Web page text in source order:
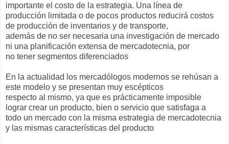
importante el costo de la estrategia. Una línea de
producción limitada o de pocos productos reducirá costos
de producción de inventarios y de transporte,
además de no ser necesaria una investigación de mercado
ni una planificación extensa de mercadotecnia, por
no tener segmentos diferenciados
En la actualidad los mercadólogos modernos se rehúsan a
este modelo y se presentan muy escépticos
respecto al mismo, ya que es prácticamente imposible
lograr crear un producto, bien o servicio que satisfaga a
todo un mercado con la misma estrategia de mercadotecnia
y las mismas características del producto